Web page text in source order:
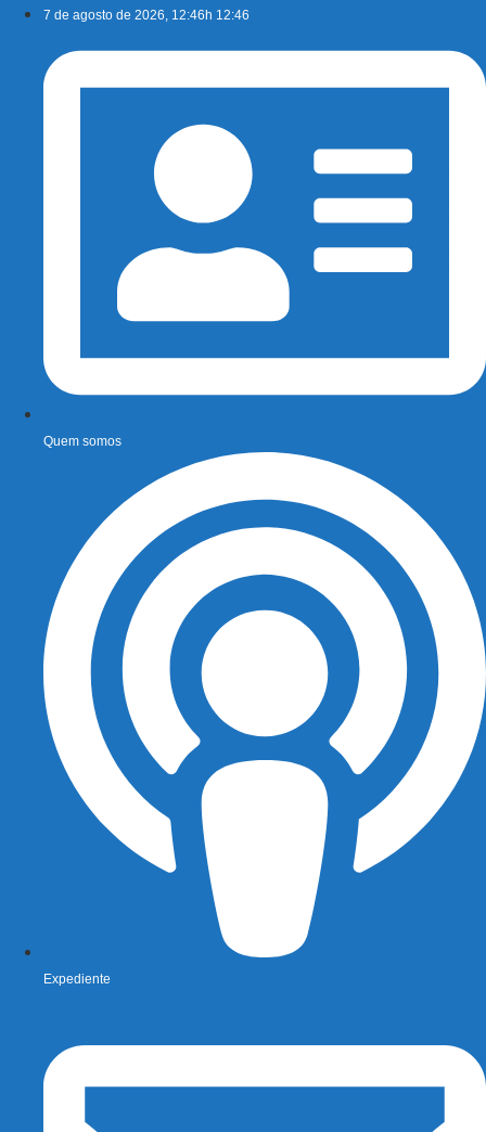
conteúdo
7 de agosto de 2026, 12:46h 12:46
Quem somos
Expediente